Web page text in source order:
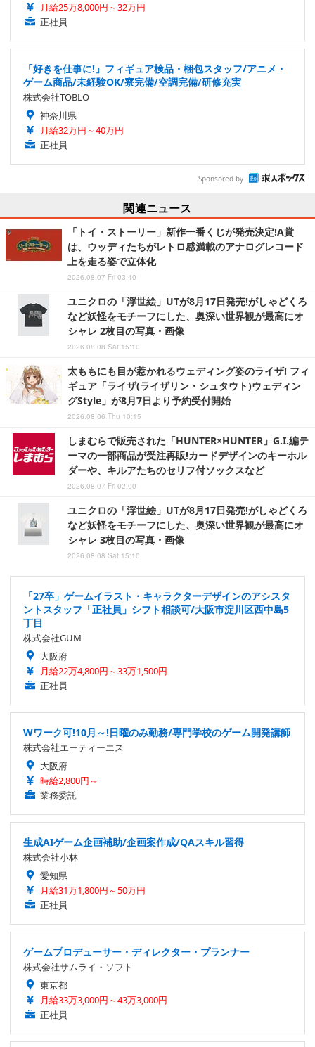
月給25万8,000円～32万円
正社員
「好きを仕事に!」フィギュア検品・梱包スタッフ/アニメ・
ゲーム商品/未経験OK/寮完備/空調完備/研修充実
株式会社TOBLO
神奈川県
月給32万円～40万円
正社員
Sponsored by
関連ニュース
「トイ・ストーリー」新作一番くじが発売決定!A賞
は、ウッディたちがレトロ感満載のアナログレコード
上を走る姿で立体化
2026.08.07 Fri 03:40
ユニクロの「浮世絵」UTが8月17日発売!がしゃどくろ
など妖怪をモチーフにした、奥深い世界観が最高にオ
シャレ 2枚目の写真・画像
2026.08.08 Sat 15:10
太ももにも目が惹かれるウェディング姿のライザ! フィ
ギュア「ライザ(ライザリン・シュタウト)ウェディン
グStyle」が8月7日より予約受付開始
2026.08.06 Thu 10:15
しまむらで販売された「HUNTER×HUNTER」G.I.編テ
ーマの一部商品が受注再販!カードデザインのキーホル
ダーや、キルアたちのセリフ付ソックスなど
2026.08.07 Fri 02:00
ユニクロの「浮世絵」UTが8月17日発売!がしゃどくろ
など妖怪をモチーフにした、奥深い世界観が最高にオ
シャレ 3枚目の写真・画像
2026.08.08 Sat 15:10
「27卒」ゲームイラスト・キャラクターデザインのアシスタ
ントスタッフ「正社員」シフト相談可/大阪市淀川区西中島5
丁目
株式会社GUM
大阪府
月給22万4,800円～33万1,500円
正社員
Wワーク可!10月～!日曜のみ勤務/専門学校のゲーム開発講師
株式会社エーティーエス
大阪府
時給2,800円～
業務委託
生成AIゲーム企画補助/企画案作成/QAスキル習得
株式会社小林
愛知県
月給31万1,800円～50万円
正社員
ゲームプロデューサー・ディレクター・プランナー
株式会社サムライ・ソフト
東京都
月給33万3,000円～43万3,000円
正社員